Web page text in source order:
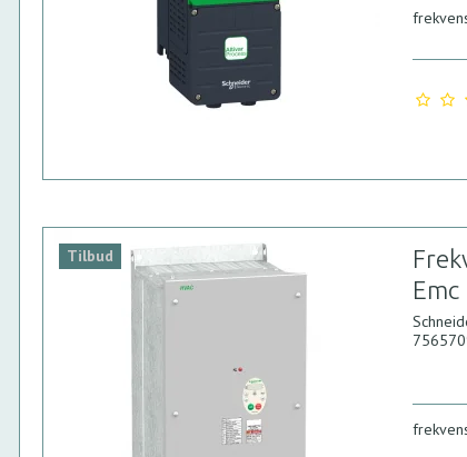
Tilbud
Emc